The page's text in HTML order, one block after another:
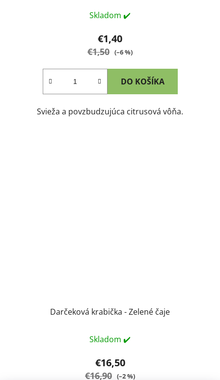
Skladom ✔️
€1,40
€1,50 (–6 %)
DO KOŠÍKA
Svieža a povzbudzujúca citrusová vôňa.
Darčeková krabička - Zelené čaje
Skladom ✔️
€16,50
€16,90 (–2 %)